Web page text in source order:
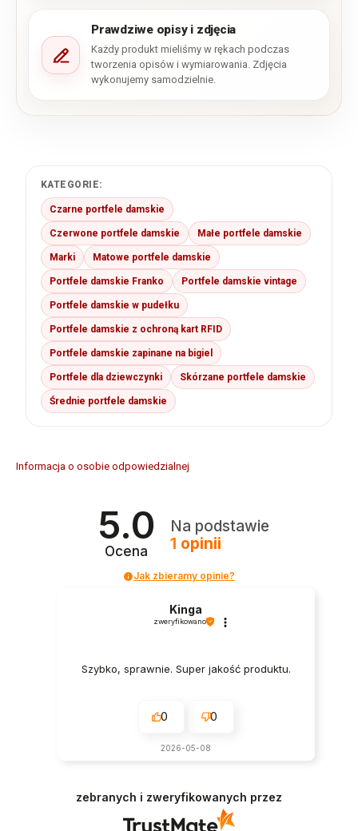
Prawdziwe opisy i zdjęcia
Każdy produkt mieliśmy w rękach podczas
tworzenia opisów i wymiarowania. Zdjęcia
wykonujemy samodzielnie.
KATEGORIE:
Czarne portfele damskie
Czerwone portfele damskie Małe portfele damskie
Marki Matowe portfele damskie
Portfele damskie Franko Portfele damskie vintage
Portfele damskie w pudełku
Portfele damskie z ochroną kart RFID
Portfele damskie zapinane na bigiel
Portfele dla dziewczynki Skórzane portfele damskie
Średnie portfele damskie
Informacja o osobie odpowiedzialnej
5.0
Ocena
Na podstawie
1 opinii
Jak zbieramy opinie?
Kinga
zweryfikowano
Szybko, sprawnie. Super jakość produktu.
0 0
2026-05-08
zebranych i zweryfikowanych przez